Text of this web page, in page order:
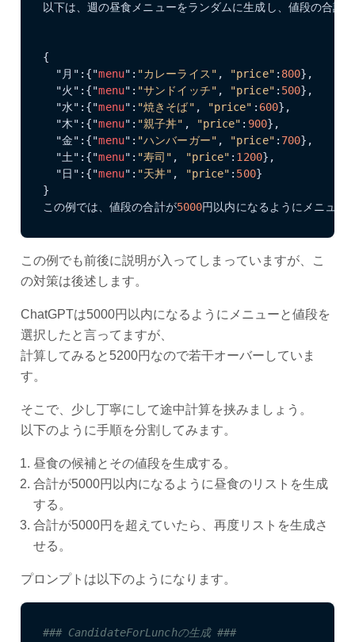
以下は、週の昼食メニューをランダムに生成し、値段の合計が
{
  "月":{"
menu": "カレーライス" , "price" : 800},
  "火":{"
menu": "サンドイッチ" , "price" : 500},
  "水":{"
menu": "焼きそば" , "price" : 600},
  "木":{"
menu": "親子丼" , "price" : 900},
  "金":{"
menu": "ハンバーガー" , "price" : 700},
  "土":{"
menu": "寿司" , "price" : 1200},
  "日":{"
menu": "天丼" , "price" : 500}
}
この例では、値段の合計が5000円以内になるようにメニュー
この例でも前後に説明が入ってしまっていますが、こ
の対策は後述します。
ChatGPTは5000円以内になるようにメニューと値段を
選択したと言ってますが、
計算してみると5200円なので若干オーバーしていま
す。
そこで、少し丁寧にして途中計算を挟みましょう。
以下のように手順を分割してみます。
昼食の候補とその値段を生成する。
合計が5000円以内になるように昼食のリストを生成
する。
合計が5000円を超えていたら、再度リストを生成さ
せる。
プロンプトは以下のようになります。
### CandidateForLunchの生成 ###